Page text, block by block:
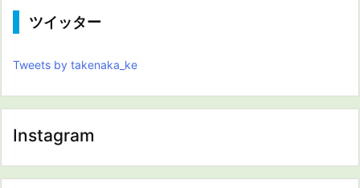
ツイッター
Tweets by takenaka_ke
Instagram